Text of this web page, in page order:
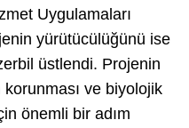
Uygulamaları
yürütücülüğünü ise
üstlendi. Projenin
ve biyolojik
önemli bir adım